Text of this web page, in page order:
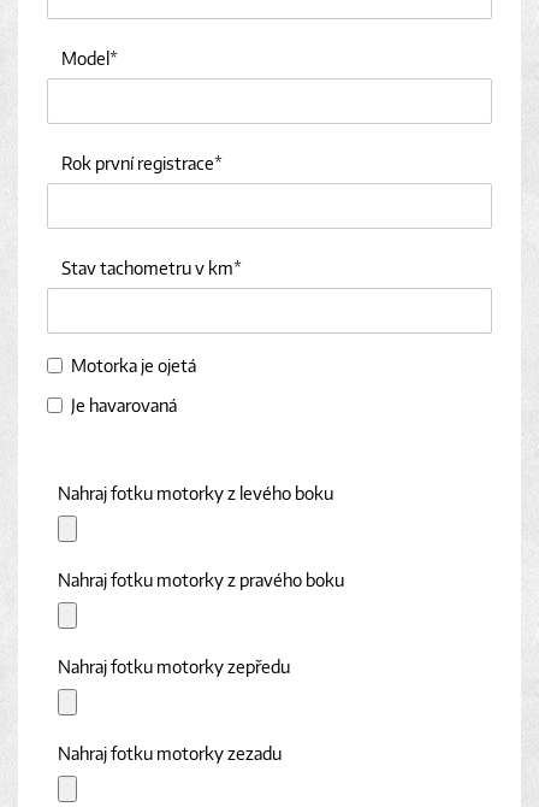
Model
Rok první registrace
Stav tachometru v km
Motorka je ojetá
Je havarovaná
Nahraj fotku motorky z levého boku
Nahraj fotku motorky z pravého boku
Nahraj fotku motorky zepředu
Nahraj fotku motorky zezadu